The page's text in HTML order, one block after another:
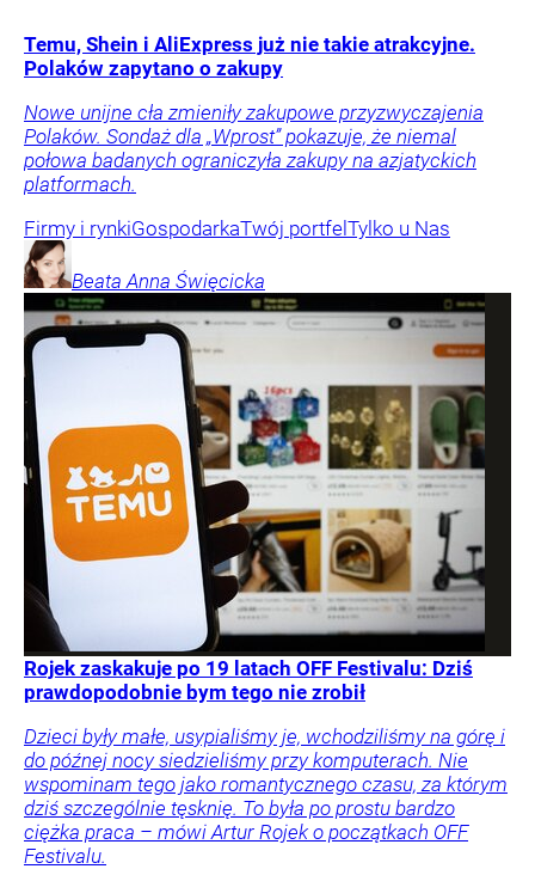
Temu, Shein i AliExpress już nie takie atrakcyjne.
Polaków zapytano o zakupy
Nowe unijne cła zmieniły zakupowe przyzwyczajenia
Polaków. Sondaż dla „Wprost” pokazuje, że niemal
połowa badanych ograniczyła zakupy na azjatyckich
platformach.
Firmy i rynkiGospodarkaTwój portfelTylko u Nas
Beata Anna Święcicka
Rojek zaskakuje po 19 latach OFF Festivalu: Dziś
prawdopodobnie bym tego nie zrobił
Dzieci były małe, usypialiśmy je, wchodziliśmy na górę i
do późnej nocy siedzieliśmy przy komputerach. Nie
wspominam tego jako romantycznego czasu, za którym
dziś szczególnie tęsknię. To była po prostu bardzo
ciężka praca – mówi Artur Rojek o początkach OFF
Festivalu.